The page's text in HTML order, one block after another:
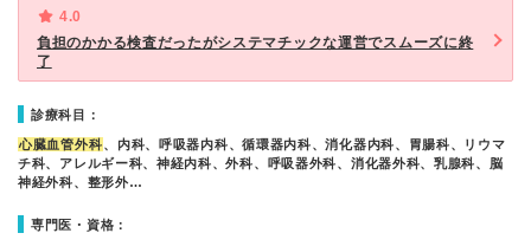
4.0
負担のかかる検査だったがシステマチックな運営でスムーズに終
了
診療科目：
心臓血管外科、内科、呼吸器内科、循環器内科、消化器内科、胃腸科、リウマ
チ科、アレルギー科、神経内科、外科、呼吸器外科、消化器外科、乳腺科、脳
神経外科、整形外…
専門医・資格：